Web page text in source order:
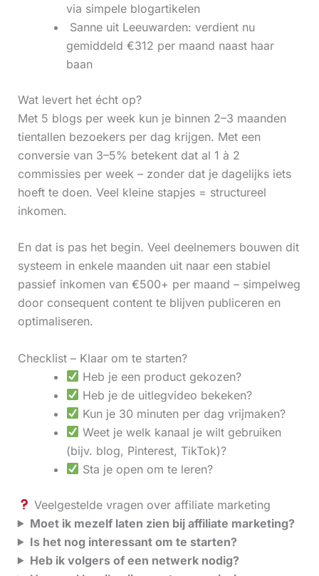
via simpele blogartikelen
‍ Sanne uit Leeuwarden: verdient nu
gemiddeld €312 per maand naast haar
baan
Wat levert het écht op?
Met 5 blogs per week kun je binnen 2–3 maanden
tientallen bezoekers per dag krijgen. Met een
conversie van 3–5% betekent dat al 1 à 2
commissies per week – zonder dat je dagelijks iets
hoeft te doen. Veel kleine stapjes = structureel
inkomen.
En dat is pas het begin. Veel deelnemers bouwen dit
systeem in enkele maanden uit naar een stabiel
passief inkomen van €500+ per maand – simpelweg
door consequent content te blijven publiceren en
optimaliseren.
Checklist – Klaar om te starten?
Heb je een product gekozen?
Heb je de uitlegvideo bekeken?
Kun je 30 minuten per dag vrijmaken?
Weet je welk kanaal je wilt gebruiken
(bijv. blog, Pinterest, TikTok)?
Sta je open om te leren?
Veelgestelde vragen over affiliate marketing
Moet ik mezelf laten zien bij affiliate marketing?
Is het nog interessant om te starten?
Heb ik volgers of een netwerk nodig?